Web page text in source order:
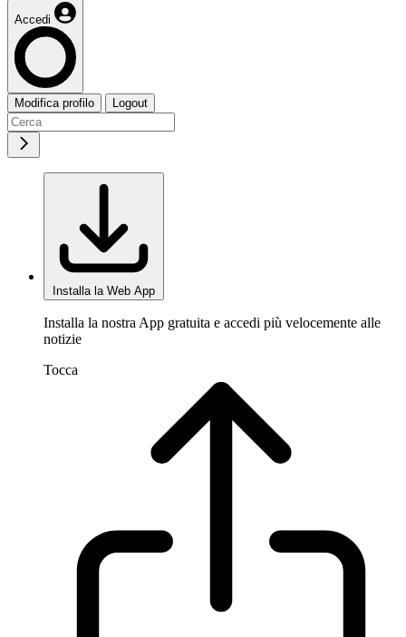
Accedi
Modifica profilo Logout
Installa la Web App
Installa la nostra App gratuita e accedi più velocemente alle
notizie
Tocca